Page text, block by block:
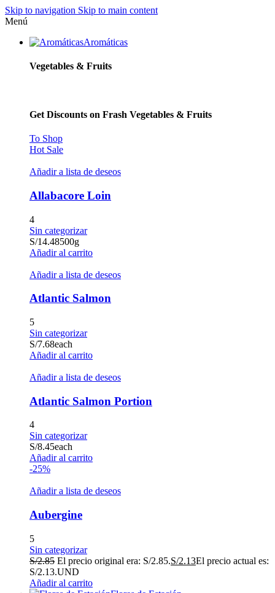
Skip to navigation Skip to main content
Menú
Aromáticas
Vegetables & Fruits
Get Discounts on Frash Vegetables & Fruits
To Shop
Hot Sale
Añadir a lista de deseos
Allabacore Loin
4
Sin categorizar
S/14.48500g
Añadir al carrito
Añadir a lista de deseos
Atlantic Salmon
5
Sin categorizar
S/7.68each
Añadir al carrito
Añadir a lista de deseos
Atlantic Salmon Portion
4
Sin categorizar
S/8.45each
Añadir al carrito
-25%
Añadir a lista de deseos
Aubergine
5
Sin categorizar
S/2.85 El precio original era: S/2.85.S/2.13El precio actual es:
S/2.13.UND
Añadir al carrito